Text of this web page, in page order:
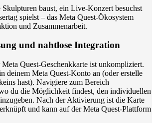
baust, ein Live-Konzert besuchst
spielst – das Meta Quest-Ökosystem
und Zusammenarbeit.
und nahtlose Integration
Quest-Geschenkkarte ist unkompliziert.
deinem Meta Quest-Konto an (oder erstelle
hast). Navigiere zum Bereich
du die Möglichkeit findest, den individuellen
Nach der Aktivierung ist die Karte
und kann auf der Meta Quest-Plattform